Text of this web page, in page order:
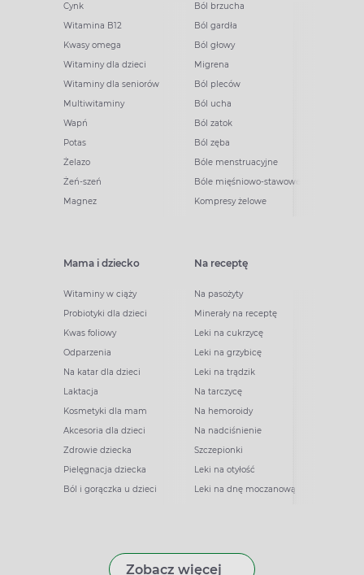
Cynk
Witamina B12
Kwasy omega
Witaminy dla dzieci
Witaminy dla seniorów
Multiwitaminy
Wapń
Potas
Żelazo
Żeń-szeń
Magnez
Ból brzucha
Ból gardła
Ból głowy
Migrena
Ból pleców
Ból ucha
Ból zatok
Ból zęba
Bóle menstruacyjne
Bóle mięśniowo-stawowe
Kompresy żelowe
Mama i dziecko
Witaminy w ciąży
Probiotyki dla dzieci
Kwas foliowy
Odparzenia
Na katar dla dzieci
Laktacja
Kosmetyki dla mam
Akcesoria dla dzieci
Zdrowie dziecka
Pielęgnacja dziecka
Ból i gorączka u dzieci
Na receptę
Na pasożyty
Minerały na receptę
Leki na cukrzycę
Leki na grzybicę
Leki na trądzik
Na tarczycę
Na hemoroidy
Na nadciśnienie
Szczepionki
Leki na otyłość
Leki na dnę moczanową
Zobacz więcej